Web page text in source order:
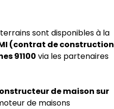
sont disponibles à la
(contrat de construction
91100 via les partenaires
de maison sur
de maisons